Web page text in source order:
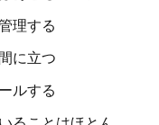
理する
に立つ
ルする